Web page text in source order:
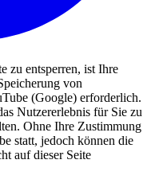
zu entsperren, ist Ihre
von
(Google) erforderlich.
Nutzererlebnis für Sie zu
Ohne Ihre Zustimmung
statt, jedoch können die
auf dieser Seite